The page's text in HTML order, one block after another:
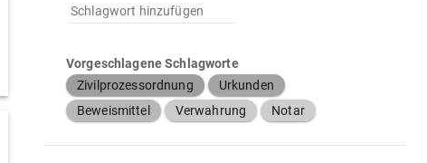
Schlagwort hinzufügen
Vorgeschlagene Schlagworte
Zivilprozessordnung
Urkunden
Beweismittel
Verwahrung Notar